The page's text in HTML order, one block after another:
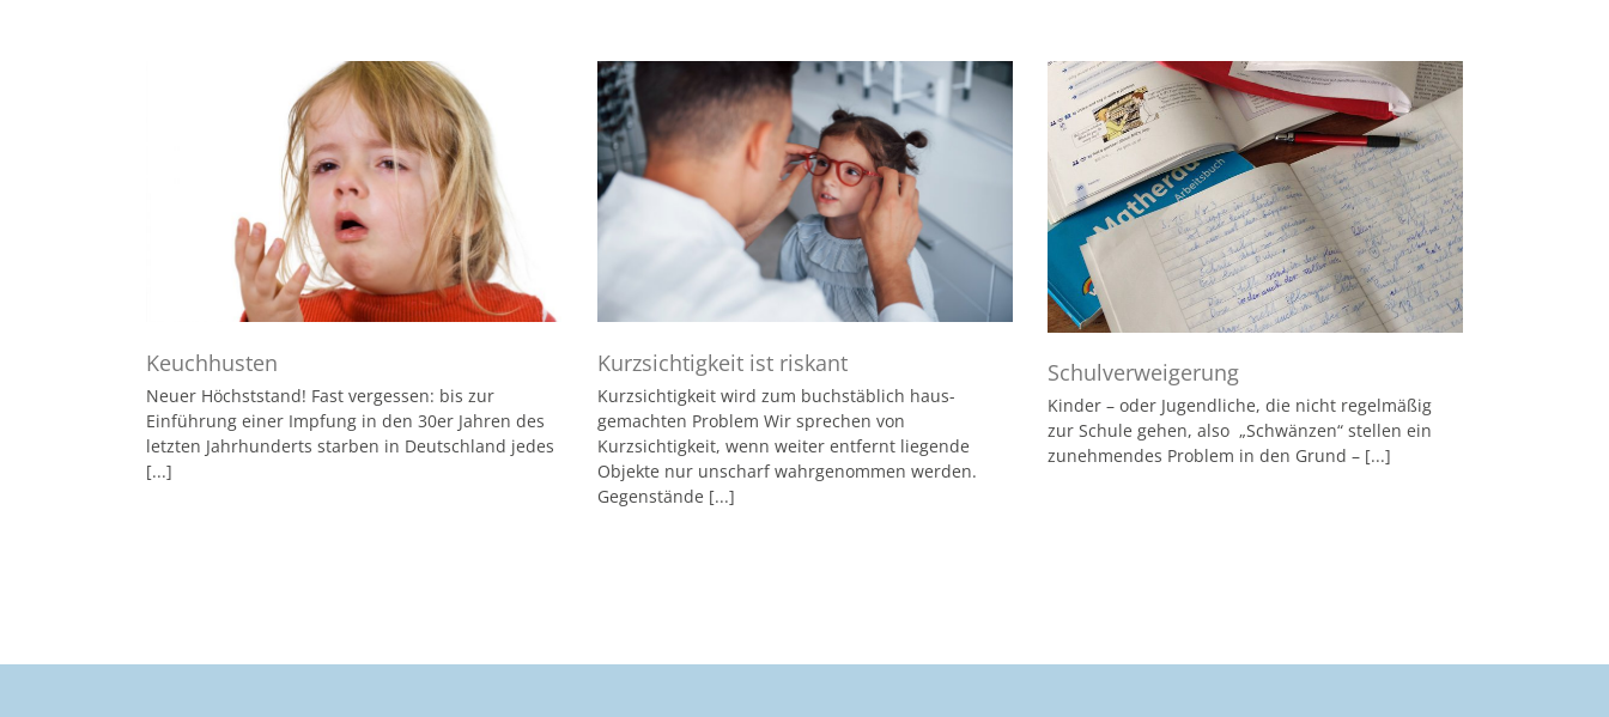
Keuchhusten
Neuer Höchststand! Fast vergessen: bis zur
Einführung einer Impfung in den 30er Jahren des
letzten Jahrhunderts starben in Deutschland jedes
[...]
Kurzsichtigkeit ist riskant
Kurzsichtigkeit wird zum buchstäblich haus-
gemachten Problem Wir sprechen von
Kurzsichtigkeit, wenn weiter entfernt liegende
Objekte nur unscharf wahrgenommen werden.
Gegenstände [...]
Schulverweigerung
Kinder – oder Jugendliche, die nicht regelmäßig
zur Schule gehen, also „Schwänzen“ stellen ein
zunehmendes Problem in den Grund – [...]